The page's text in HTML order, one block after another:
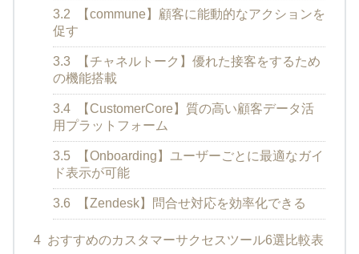
3.2
【commune】顧客に能動的なアクションを
促す
3.3
【チャネルトーク】優れた接客をするため
の機能搭載
3.4
【CustomerCore】質の高い顧客データ活
用プラットフォーム
3.5
【Onboarding】ユーザーごとに最適なガイ
ド表示が可能
3.6 【Zendesk】問合せ対応を効率化できる
4 おすすめのカスタマーサクセスツール6選比較表